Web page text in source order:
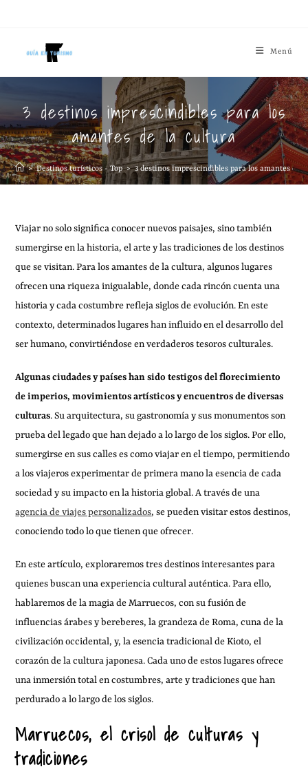
Menú
3 destinos imprescindibles para los
amantes de la cultura
> Destinos turísticos - Top > 3 destinos imprescindibles para los amantes de
Viajar no solo significa conocer nuevos paisajes, sino también
sumergirse en la historia, el arte y las tradiciones de los destinos
que se visitan. Para los amantes de la cultura, algunos lugares
ofrecen una riqueza inigualable, donde cada rincón cuenta una
historia y cada costumbre refleja siglos de evolución. En este
contexto, determinados lugares han influido en el desarrollo del
ser humano, convirtiéndose en verdaderos tesoros culturales.
Algunas ciudades y países han sido testigos del florecimiento
de imperios, movimientos artísticos y encuentros de diversas
culturas. Su arquitectura, su gastronomía y sus monumentos son
prueba del legado que han dejado a lo largo de los siglos. Por ello,
sumergirse en sus calles es como viajar en el tiempo, permitiendo
a los viajeros experimentar de primera mano la esencia de cada
sociedad y su impacto en la historia global. A través de una
agencia de viajes personalizados, se pueden visitar estos destinos,
conociendo todo lo que tienen que ofrecer.
En este artículo, exploraremos tres destinos interesantes para
quienes buscan una experiencia cultural auténtica. Para ello,
hablaremos de la magia de Marruecos, con su fusión de
influencias árabes y bereberes, la grandeza de Roma, cuna de la
civilización occidental, y, la esencia tradicional de Kioto, el
corazón de la cultura japonesa. Cada uno de estos lugares ofrece
una inmersión total en costumbres, arte y tradiciones que han
perdurado a lo largo de los siglos.
Marruecos, el crisol de culturas y
tradiciones